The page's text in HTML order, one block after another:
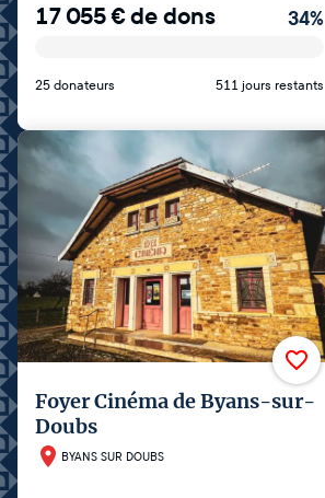
17 055€de dons 34%
25 donateurs 511 jours restants
Foyer Cinéma de Byans-sur-
Doubs
BYANS SUR DOUBS